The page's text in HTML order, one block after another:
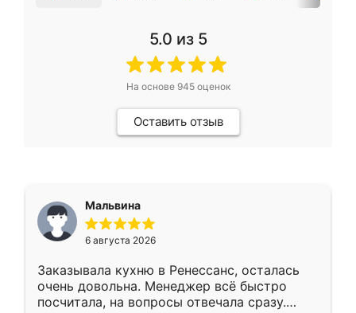
5.0 из 5
На основе 945оценок
Оставить отзыв
Мальвина
6 августа 2026
Заказывала кухню в Ренессанс, осталась
очень довольна. Менеджер всё быстро
посчитала, на вопросы отвечала сразу.